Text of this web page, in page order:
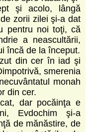
şi acolo, lângă
zorii zilei şi-a dat
pentru noi toţi, că
a neascultării,
încă de la început.
din cer în iad şi
smerenia
monah
din cer.
dar pocăinţa e
Evdochim şi-a
de mănăstire, de